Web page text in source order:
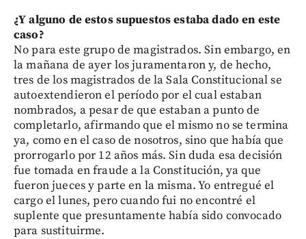
¿Y alguno de estos supuestos estaba dado en este
caso?
No para este grupo de magistrados. Sin embargo, en
la mañana de ayer los juramentaron y, de hecho,
tres de los magistrados de la Sala Constitucional se
autoextendieron el período por el cual estaban
nombrados, a pesar de que estaban a punto de
completarlo, afirmando que el mismo no se termina
ya, como en el caso de nosotros, sino que había que
prorrogarlo por 12 años más. Sin duda esa decisión
fue tomada en fraude a la Constitución, ya que
fueron jueces y parte en la misma. Yo entregué el
cargo el lunes, pero cuando fui no encontré el
suplente que presuntamente había sido convocado
para sustituirme.